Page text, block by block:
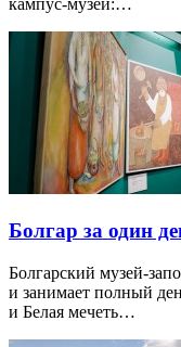
кампус-музей:…
Болгар за один
Болгарский музей-
и занимает полный
и Белая мечеть…